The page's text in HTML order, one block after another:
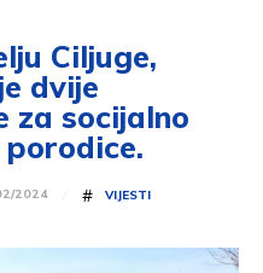
Ciljuge,
dvije
za socijalno
2024 # VIJESTI